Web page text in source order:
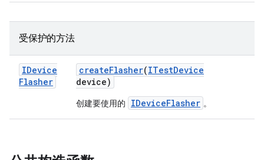
受保护的方法
IDevice
Flasher
createFlasher(ITestDevice
device)
创建要使用的 IDeviceFlasher 。